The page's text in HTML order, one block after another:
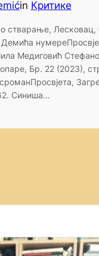
in Критике
стварање,
Медиговић
Бр. 22 (2023),
Синиша…